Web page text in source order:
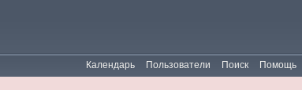
Помощь
Поиск
Пользователи
Календарь